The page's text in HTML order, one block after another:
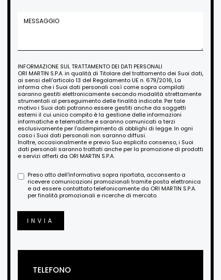
INFORMAZIONE SUL TRATTAMENTO DEI DATI PERSONALI
ORI MARTIN S.P.A. in qualità di Titolare del trattamento dei Suoi dati,
ai sensi dell'articolo 13 del Regolamento UE n. 679/2016, La
informa che i Suoi dati personali così come sopra compilati
saranno gestiti elettronicamente secondo modalità strettamente
strumentali al perseguimento delle finalità indicate. Per tale
motivo i Suoi dati potranno essere gestiti anche da soggetti
esterni il cui unico compito è la gestione delle informazioni
informatiche e telematiche e saranno comunicati a terzi
esclusivamente per l'adempimento di obblighi di legge. In ogni
caso i Suoi dati personali non saranno diffusi.
Inoltre, occasionalmente e previo Suo esplicito consenso, i Suoi
dati personali saranno trattati anche per la promozione di prodotti
e servizi offerti da ORI MARTIN S.P.A.
Preso atto dell'informativa sopra riportata, acconsento a
ricevere comunicazioni promozionali tramite posta elettronica
e ad essere contattato telefonicamente da ORI MARTIN S.P.A.
per finalità promozionali e ricerche di mercato.
INVIA
TELEFONO